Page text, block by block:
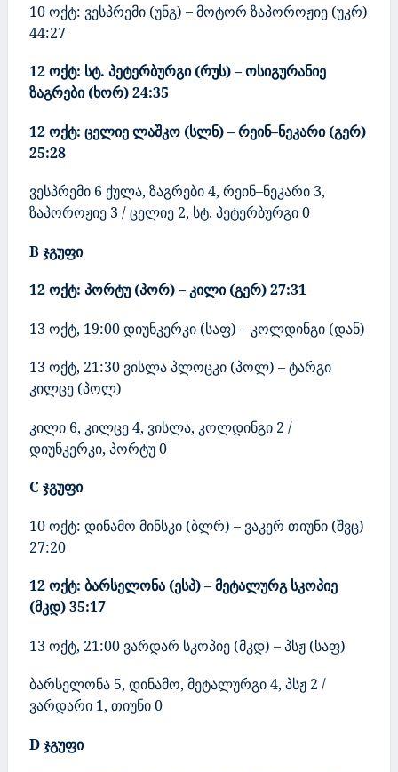
10ოქტ: ვესპრემი (უნგ) – მოტორ ზაპოროჟიე (უკრ)
44:27
12 ოქტ: სტ. პეტერბურგი (რუს) – ოსიგურანიე
ზაგრები (ხორ)24:35
12 ოქტ: ცელიე ლაშკო (სლნ) – რეინ–ნეკარი (გერ)
25:28
ვესპრემი 6 ქულა, ზაგრები4, რეინ–ნეკარი 3,
ზაპოროჟიე 3 /ცელიე 2, სტ. პეტერბურგი 0
Bჯგუფი
12ოქტ: პორტუ (პორ) – კილი (გერ) 27:31
13 ოქტ, 19:00დიუნკერკი (საფ) – კოლდინგი (დან)
13 ოქტ, 21:30 ვისლა პლოცკი (პოლ) – ტარგი
კილცე (პოლ)
კილი 6, კილცე4, ვისლა, კოლდინგი 2 /
დიუნკერკი, პორტუ 0
C ჯგუფი
10ოქტ: დინამო მინსკი (ბლრ) – ვაკერ თიუნი (შვც)
27:20
12 ოქტ: ბარსელონა (ესპ) – მეტალურგ სკოპიე
(მკდ)35:17
13 ოქტ, 21:00 ვარდარ სკოპიე (მკდ) – პსჟ (საფ)
ბარსელონა 5, დინამო, მეტალურგი 4, პსჟ 2 /
ვარდარი 1, თიუნი 0
Dჯგუფი